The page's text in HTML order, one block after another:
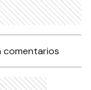
comentarios